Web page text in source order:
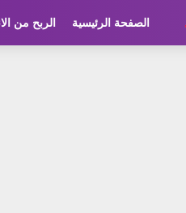
الصفحة الرئيسية الربح من